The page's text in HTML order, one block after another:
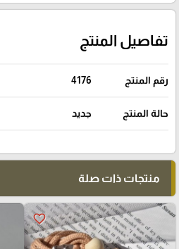
تفاصيل المنتج
رقم المنتج 4176
حالة المنتج جديد
منتجات ذات صلة
favorite_border